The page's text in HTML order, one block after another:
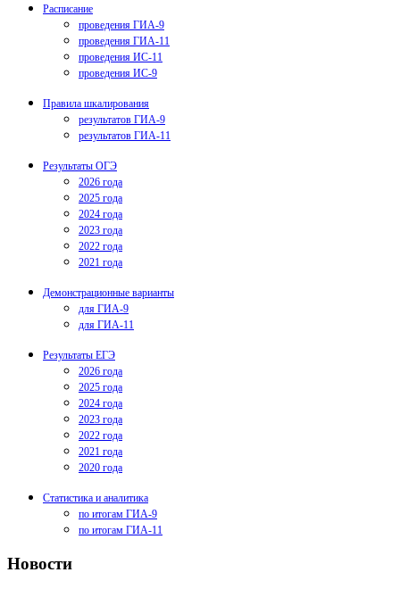
Расписание
проведения ГИА-9
проведения ГИА-11
проведения ИС-11
проведения ИС-9
Правила шкалирования
результатов ГИА-9
результатов ГИА-11
Результаты ОГЭ
2026 года
2025 года
2024 года
2023 года
2022 года
2021 года
Демонстрационные варианты
для ГИА-9
для ГИА-11
Результаты ЕГЭ
2026 года
2025 года
2024 года
2023 года
2022 года
2021 года
2020 года
Статистика и аналитика
по итогам ГИА-9
по итогам ГИА-11
Новости